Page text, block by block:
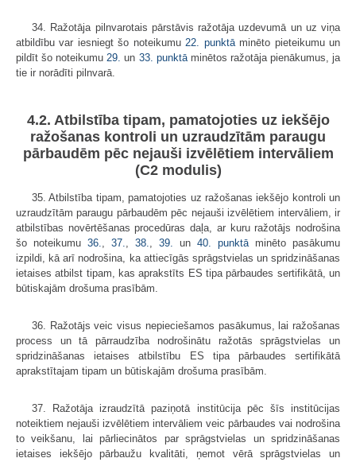
34. Ražotāja pilnvarotais pārstāvis ražotāja uzdevumā un uz viņa
atbildību var iesniegt šo noteikumu 22. punktāminēto pieteikumu un
pildīt šo noteikumu 29.un 33. punktāminētos ražotāja pienākumus, ja
tie ir norādīti pilnvarā.
4.2. Atbilstība tipam, pamatojoties uz iekšējo
ražošanas kontroli un uzraudzītām paraugu
pārbaudēm pēc nejauši izvēlētiem intervāliem
(C2 modulis)
35. Atbilstība tipam, pamatojoties uz ražošanas iekšējo kontroli un
uzraudzītām paraugu pārbaudēm pēc nejauši izvēlētiem intervāliem, ir
atbilstības novērtēšanas procedūras daļa, ar kuru ražotājs nodrošina
šo noteikumu 36., 37., 38., 39. un 40. punktāminēto pasākumu
izpildi, kā arī nodrošina, ka attiecīgās sprāgstvielas un spridzināšanas
ietaises atbilst tipam, kas aprakstīts ES tipa pārbaudes sertifikātā, un
būtiskajām drošuma prasībām.
36. Ražotājs veic visus nepieciešamos pasākumus, lai ražošanas
process un tā pārraudzība nodrošinātu ražotās sprāgstvielas un
spridzināšanas ietaises atbilstību ES tipa pārbaudes sertifikātā
aprakstītajam tipam un būtiskajām drošuma prasībām.
37. Ražotāja izraudzītā paziņotā institūcija pēc šīs institūcijas
noteiktiem nejauši izvēlētiem intervāliem veic pārbaudes vai nodrošina
to veikšanu, lai pārliecinātos par sprāgstvielas un spridzināšanas
ietaises iekšējo pārbaužu kvalitāti, ņemot vērā sprāgstvielas un